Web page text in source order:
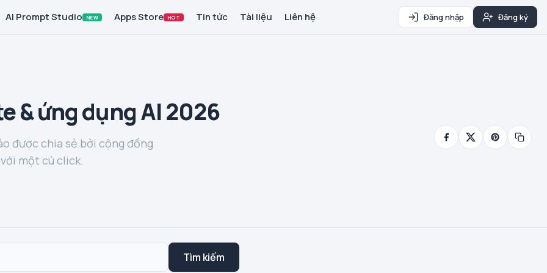
AI Prompt Studio NEW Apps Store HOT Tin tức Tài liệu Liên hệ Đăng nhập Đăng ký
& ứng dụng AI 2026
được chia sẻ bởi cộng đồng
một cú click.
Tìm kiếm